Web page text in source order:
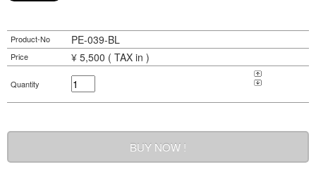
Product-No PE-039-BL
Price ¥ 5,500 ( TAX in )
Quantity